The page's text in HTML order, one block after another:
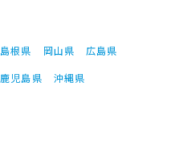
島根県 岡山県
広島県
鹿児島県 沖縄県